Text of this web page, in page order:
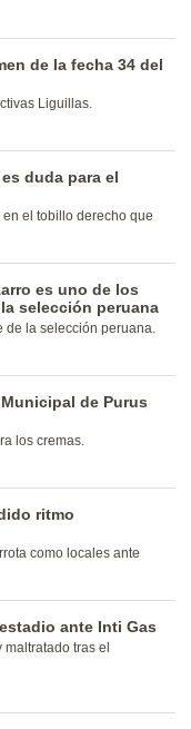
de la fecha 34 del
Liguillas.
duda para el
el tobillo derecho que
es uno de los
selección peruana
de la selección peruana.
de Purus
los cremas.
ritmo
como locales ante
ante Inti Gas
tras el